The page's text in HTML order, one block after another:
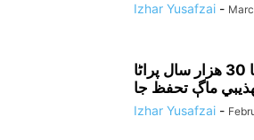
Izhar Yusafzai -
خيبر ايجنسيءَ جا 30 هزار سال پراڻا
Izhar Yusafzai -